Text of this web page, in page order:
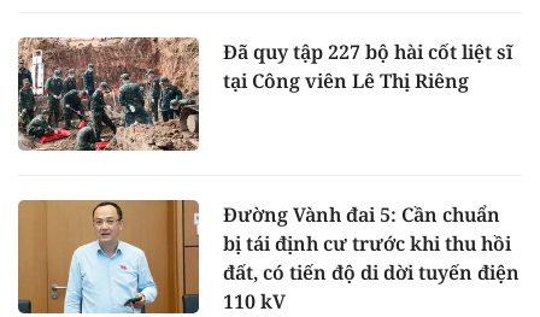
Đã quy tập 227 bộ hài cốt liệt sĩ
tại Công viên Lê Thị Riêng
Đường Vành đai 5: Cần chuẩn
bị tái định cư trước khi thu hồi
đất, có tiến độ di dời tuyến điện
110 kV